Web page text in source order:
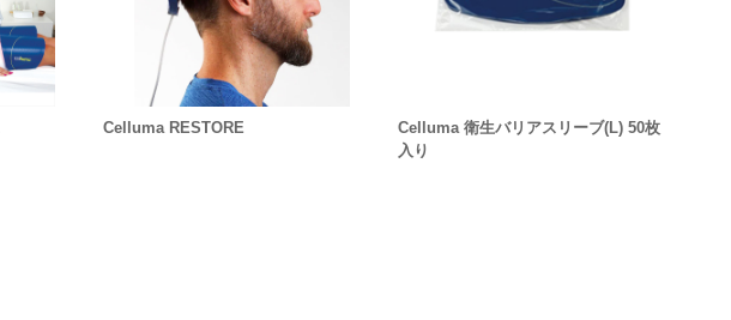
Celluma RESTORE
Celluma 衛生バリアスリーブ(L) 50枚
入り